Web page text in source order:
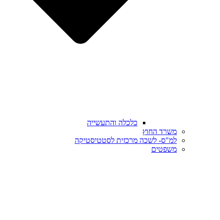
כלכלה והתעשייה
משרד החוץ
למ"ס- לשכה מרכזית לסטטיסטיקה
משפטים